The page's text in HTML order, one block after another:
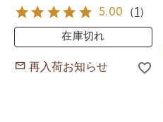
5.00 （1 ）
在庫切れ
再入荷お知らせ